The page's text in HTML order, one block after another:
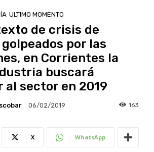
ULTIMO MOMENTO
de crisis de
por las
en Corrientes la
buscará
al sector en 2019
06/02/2019 163
X WhatsApp